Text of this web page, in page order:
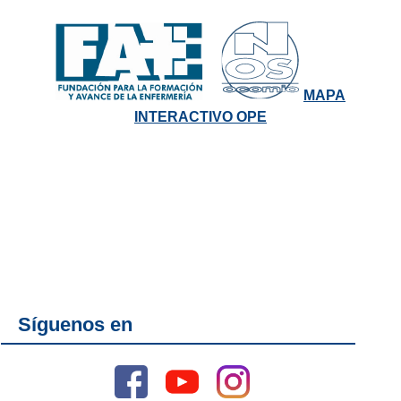
MAPA
INTERACTIVO OPE
Síguenos en